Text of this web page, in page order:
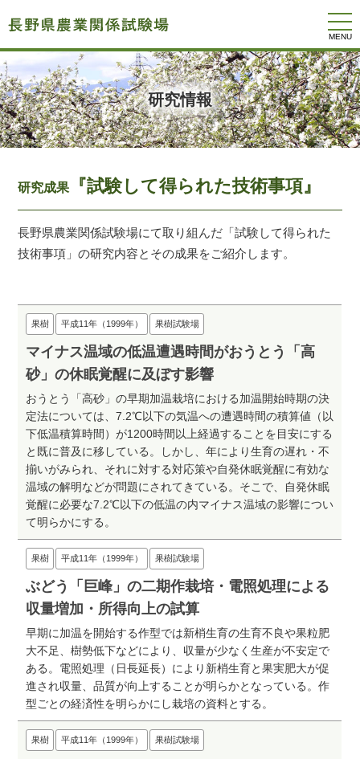
研究情報
研究成果 『試験して得られた技術事項』
長野県農業関係試験場にて取り組んだ「試験して得られた
技術事項」の研究内容とその成果をご紹介します。
果樹 平成11年（1999年） 果樹試験場
マイナス温域の低温遭遇時間がおうとう「高
砂」の休眠覚醒に及ぼす影響
おうとう「高砂」の早期加温栽培における加温開始時期の決
定法については、7.2℃以下の気温への遭遇時間の積算値（以
下低温積算時間）が1200時間以上経過することを目安にする
と既に普及に移している。しかし、年により生育の遅れ・不
揃いがみられ、それに対する対応策や自発休眠覚醒に有効な
温域の解明などが問題にされてきている。そこで、自発休眠
覚醒に必要な7.2℃以下の低温の内マイナス温域の影響につい
て明らかにする。
果樹 平成11年（1999年） 果樹試験場
ぶどう「巨峰」の二期作栽培・電照処理による
収量増加・所得向上の試算
早期に加温を開始する作型では新梢生育の生育不良や果粒肥
大不足、樹勢低下などにより、収量が少なく生産が不安定で
ある。電照処理（日長延長）により新梢生育と果実肥大が促
進され収量、品質が向上することが明らかとなっている。作
型ごとの経済性を明らかにし栽培の資料とする。
果樹 平成11年（1999年） 果樹試験場